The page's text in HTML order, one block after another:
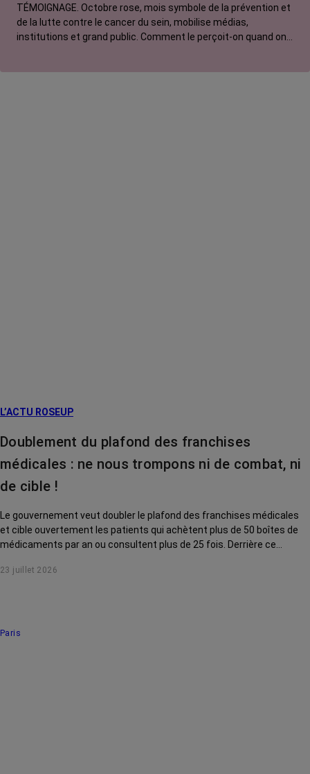
TÉMOIGNAGE. Octobre rose, mois symbole de la prévention et
de la lutte contre le cancer du sein, mobilise médias,
institutions et grand public. Comment le perçoit-on quand on
L’ACTU ROSEUP
Doublement du plafond des franchises
médicales : ne nous trompons ni de combat, ni
de cible !
Le gouvernement veut doubler le plafond des franchises médicales
et cible ouvertement les patients qui achètent plus de 50 boîtes de
médicaments par an ou consultent plus de 25 fois. Derrière ce
chroniques, et en premier lieu les personnes touchées par un cancer,
23 juillet 2026
Paris